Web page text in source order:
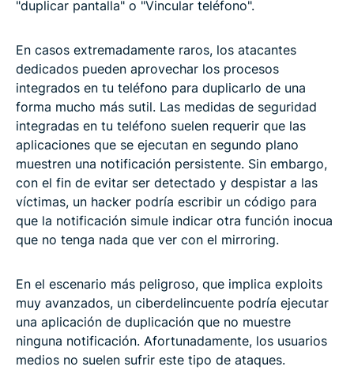
"duplicar pantalla" o "Vincular teléfono".
En casos extremadamente raros, los atacantes
dedicados pueden aprovechar los procesos
integrados en tu teléfono para duplicarlo de una
forma mucho más sutil. Las medidas de seguridad
integradas en tu teléfono suelen requerir que las
aplicaciones que se ejecutan en segundo plano
muestren una notificación persistente. Sin embargo,
con el fin de evitar ser detectado y despistar a las
víctimas, un hacker podría escribir un código para
que la notificación simule indicar otra función inocua
que no tenga nada que ver con el mirroring.
En el escenario más peligroso, que implica exploits
muy avanzados, un ciberdelincuente podría ejecutar
una aplicación de duplicación que no muestre
ninguna notificación. Afortunadamente, los usuarios
medios no suelen sufrir este tipo de ataques.